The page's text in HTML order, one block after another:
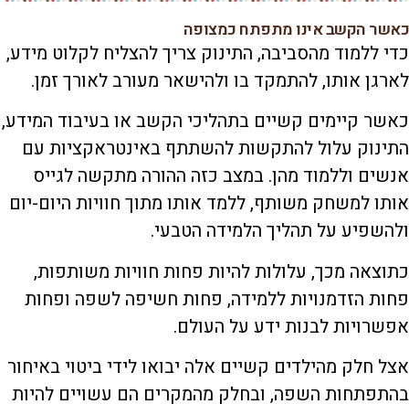
כאשר הקשב אינו מתפתח כמצופה
כדי ללמוד מהסביבה, התינוק צריך להצליח לקלוט מידע,
לארגן אותו, להתמקד בו ולהישאר מעורב לאורך זמן.
כאשר קיימים קשיים בתהליכי הקשב או בעיבוד המידע,
התינוק עלול להתקשות להשתתף באינטראקציות עם
אנשים וללמוד מהן. במצב כזה ההורה מתקשה לגייס
אותו למשחק משותף, ללמד אותו מתוך חוויות היום-יום
ולהשפיע על תהליך הלמידה הטבעי.
כתוצאה מכך, עלולות להיות פחות חוויות משותפות,
פחות הזדמנויות ללמידה, פחות חשיפה לשפה ופחות
אפשרויות לבנות ידע על העולם.
אצל חלק מהילדים קשיים אלה יבואו לידי ביטוי באיחור
בהתפתחות השפה, ובחלק מהמקרים הם עשויים להיות